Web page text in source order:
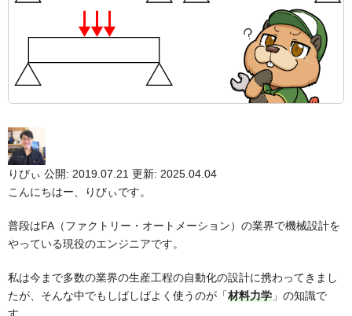
りびぃ 公開: 2019.07.21 更新: 2025.04.04
こんにちはー、りびぃです。
普段はFA（ファクトリー・オートメーション）の業界で機械設計を
やっている現役のエンジニアです。
私は今まで多数の業界の生産工程の自動化の設計に携わってきまし
たが、そんな中でもしばしばよく使うのが「材料力学 」の知識で
す。